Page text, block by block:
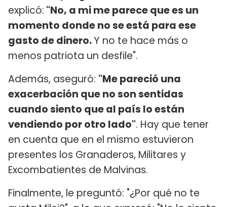
explicó: "No, a mi me parece que es un
momento donde no se está para ese
gasto de dinero.Y no te hace más o
menos patriota un desfile".
Además, aseguró: "Me pareció una
exacerbación que no son sentidas
cuando siento que al país lo están
vendiendo por otro lado". Hay que tener
en cuenta que en el mismo estuvieron
presentes los Granaderos, Militares y
Excombatientes de Malvinas.
Finalmente, le preguntó: "¿Por qué no te